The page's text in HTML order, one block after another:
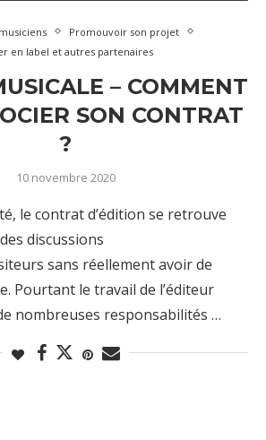
Promouvoir son projet
en label et autres partenaires
– COMMENT
SON CONTRAT
?
10 novembre 2020
le contrat d’édition se retrouve
discussions
sans réellement avoir de
Pourtant le travail de l’éditeur
nombreuses responsabilités …